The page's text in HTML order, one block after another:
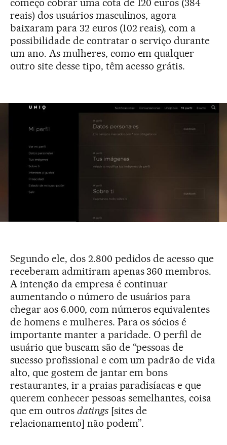
reais) dos usuários masculinos, agora
baixaram para 32 euros (102 reais), com a
possibilidade de contratar o serviço durante
um ano. As mulheres, como em qualquer
outro site desse tipo, têm acesso grátis.
Segundo ele, dos 2.800 pedidos de acesso que
receberam admitiram apenas 360 membros.
A intenção da empresa é continuar
aumentando o número de usuários para
chegar aos 6.000, com números equivalentes
de homens e mulheres. Para os sócios é
importante manter a paridade. O perfil de
usuário que buscam são de “pessoas de
sucesso profissional e com um padrão de vida
alto, que gostem de jantar em bons
restaurantes, ir a praias paradisíacas e que
querem conhecer pessoas semelhantes, coisa
que em outros datings[sites de
relacionamento] não podem”.